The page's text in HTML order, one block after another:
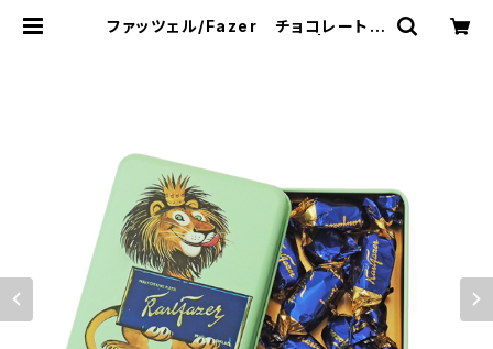
ファッツェル/Fazer チョコレート